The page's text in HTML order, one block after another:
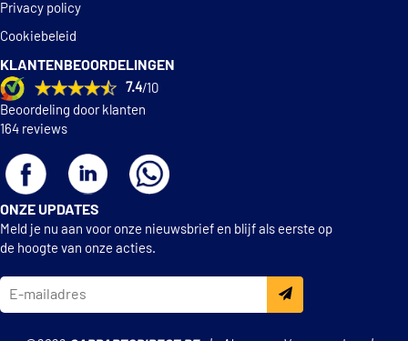
Privacy policy
Cookiebeleid
KLANTENBEOORDELINGEN
7.4/10
Beoordeling door klanten
164 reviews
ONZE UPDATES
Meld je nu aan voor onze nieuwsbrief en blijf als eerste op
de hoogte van onze acties.